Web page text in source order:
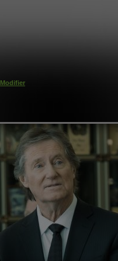
Modifier